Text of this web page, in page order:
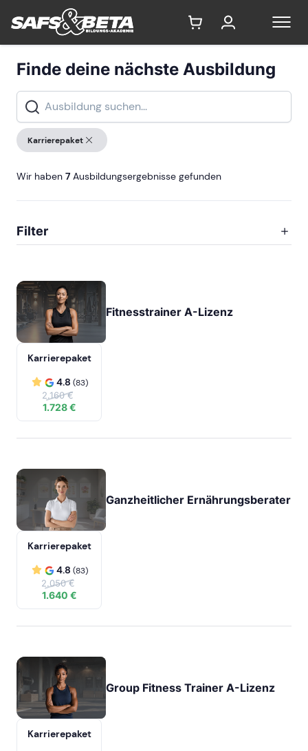
Finde deine nächste Ausbildung
Karrierepaket
Wir haben 7 Ausbildungsergebnisse gefunden
Filter
Fitnesstrainer A-Lizenz
Karrierepaket
4.8 (83)
2.160 €
1.728 €
Ganzheitlicher Ernährungsberater
Karrierepaket
4.8 (83)
2.050 €
1.640 €
Group Fitness Trainer A-Lizenz
Karrierepaket